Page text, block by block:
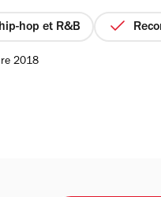
hop et R&B
2018